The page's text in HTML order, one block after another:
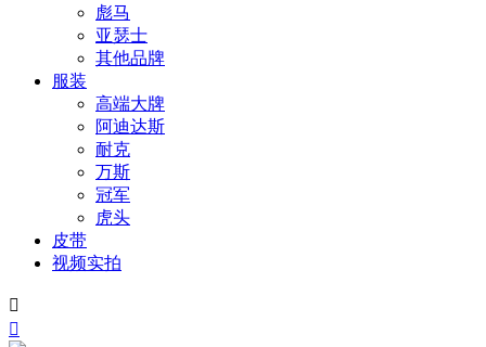
彪马
亚瑟士
其他品牌
服装
高端大牌
阿迪达斯
耐克
万斯
冠军
虎头
皮带
视频实拍

